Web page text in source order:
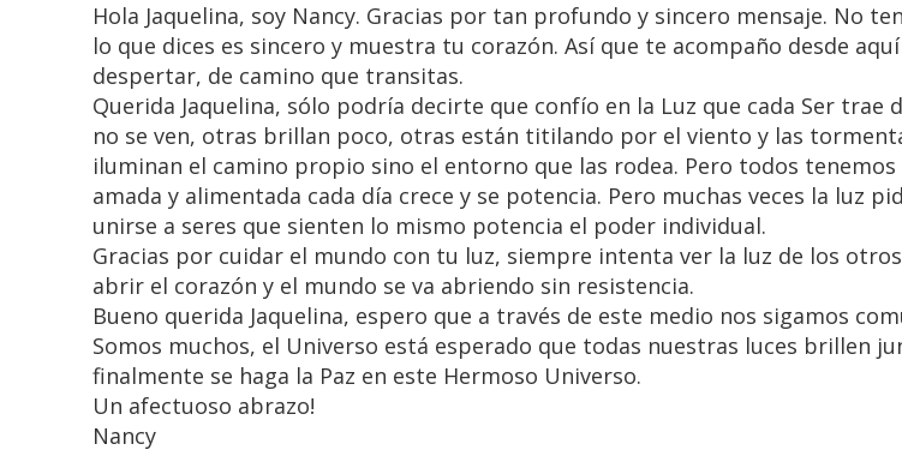
Hola Jaquelina, soy Nancy. Gracias por tan profundo y sincero mensaje. No
lo que dices es sincero y muestra tu corazón. Así que te acompaño desde
despertar, de camino que transitas.
Querida Jaquelina, sólo podría decirte que confío en la Luz que cada Ser trae
no se ven, otras brillan poco, otras están titilando por el viento y las
iluminan el camino propio sino el entorno que las rodea. Pero todos tenemos
amada y alimentada cada día crece y se potencia. Pero muchas veces la luz
unirse a seres que sienten lo mismo potencia el poder individual.
Gracias por cuidar el mundo con tu luz, siempre intenta ver la luz de los
abrir el corazón y el mundo se va abriendo sin resistencia.
Bueno querida Jaquelina, espero que a través de este medio nos sigamos
Somos muchos, el Universo está esperado que todas nuestras luces brillen
finalmente se haga la Paz en este Hermoso Universo.
Un afectuoso abrazo!
Nancy